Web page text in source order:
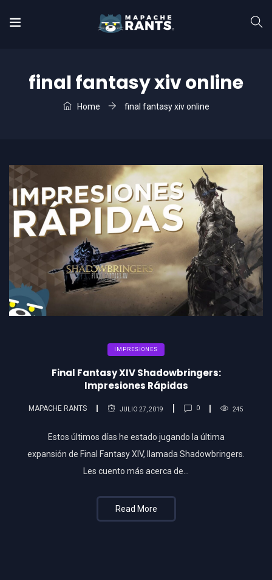
final fantasy xiv online
Home final fantasy xiv online
IMPRESIONES
Final Fantasy XIV Shadowbringers:
Impresiones Rápidas
MAPACHE RANTS JULIO 27, 2019 0 245
Estos últimos días he estado jugando la última
expansión de Final Fantasy XIV, llamada Shadowbringers.
Les cuento más acerca de…
Read More